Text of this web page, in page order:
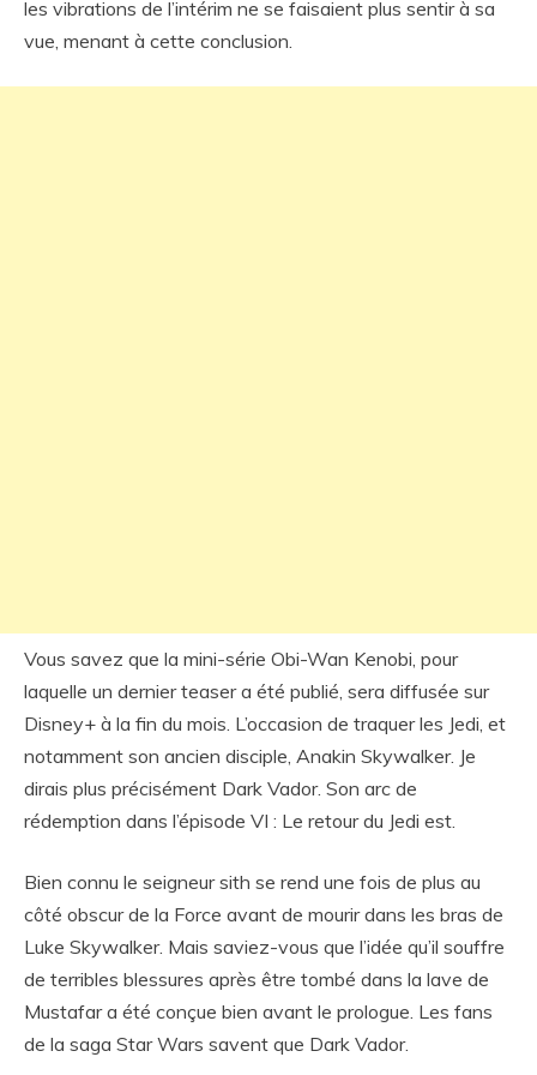
les vibrations de l’intérim ne se faisaient plus sentir à sa
vue, menant à cette conclusion.
Vous savez que la mini-série Obi-Wan Kenobi, pour
laquelle un dernier teaser a été publié, sera diffusée sur
Disney+ à la fin du mois. L’occasion de traquer les Jedi, et
notamment son ancien disciple, Anakin Skywalker. Je
dirais plus précisément Dark Vador. Son arc de
rédemption dans l’épisode VI : Le retour du Jedi est.
Bien connu le seigneur sith se rend une fois de plus au
côté obscur de la Force avant de mourir dans les bras de
Luke Skywalker. Mais saviez-vous que l’idée qu’il souffre
de terribles blessures après être tombé dans la lave de
Mustafar a été conçue bien avant le prologue. Les fans
de la saga Star Wars savent que Dark Vador.